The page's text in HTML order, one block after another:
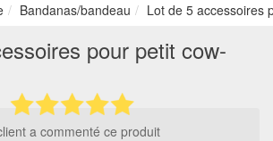
Bandanas/bandeau Lot de 5 accessoires
pour petit cow-
a commenté ce produit